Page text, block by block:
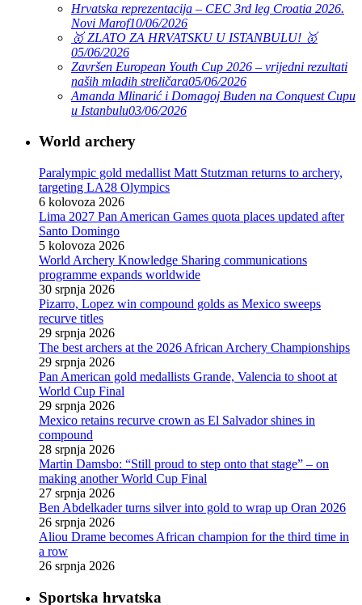
Hrvatska reprezentacija – CEC 3rd leg Croatia 2026.
Novi Marof10/06/2026
🥇 ZLATO ZA HRVATSKU U ISTANBULU! 🥇
05/06/2026
Završen European Youth Cup 2026 – vrijedni rezultati
naših mladih streličara05/06/2026
Amanda Mlinarić i Domagoj Buden na Conquest Cupu
u Istanbulu03/06/2026
World archery
Paralympic gold medallist Matt Stutzman returns to archery,
targeting LA28 Olympics
6 kolovoza 2026
Lima 2027 Pan American Games quota places updated after
Santo Domingo
5 kolovoza 2026
World Archery Knowledge Sharing communications
programme expands worldwide
30 srpnja 2026
Pizarro, Lopez win compound golds as Mexico sweeps
recurve titles
29 srpnja 2026
The best archers at the 2026 African Archery Championships
29 srpnja 2026
Pan American gold medallists Grande, Valencia to shoot at
World Cup Final
29 srpnja 2026
Mexico retains recurve crown as El Salvador shines in
compound
28 srpnja 2026
Martin Damsbo: “Still proud to step onto that stage” – on
making another World Cup Final
27 srpnja 2026
Ben Abdelkader turns silver into gold to wrap up Oran 2026
26 srpnja 2026
Aliou Drame becomes African champion for the third time in
a row
26 srpnja 2026
Sportska hrvatska